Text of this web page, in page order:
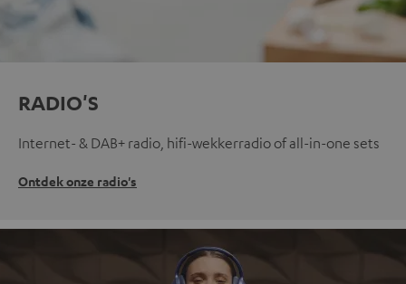
RADIO'S
Internet- & DAB+ radio, hifi-wekkerradio of all-in-one sets
Ontdek onze radio's